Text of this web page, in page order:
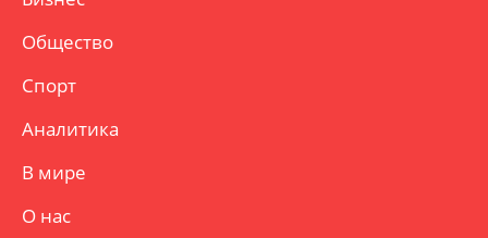
Общество
Спорт
Аналитика
В мире
О нас